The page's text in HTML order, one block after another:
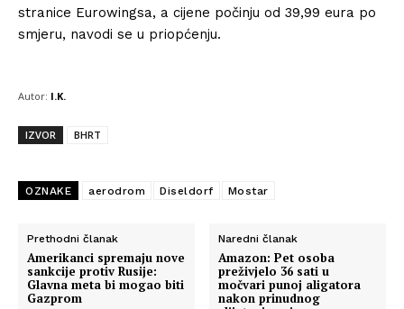
stranice Eurowingsa, a cijene počinju od 39,99 eura po
smjeru, navodi se u priopćenju.
Autor: I.K.
IZVOR BHRT
OZNAKE aerodrom Diseldorf Mostar
Prethodni članak
Amerikanci spremaju nove
sankcije protiv Rusije:
Glavna meta bi mogao biti
Gazprom
Naredni članak
Amazon: Pet osoba
preživjelo 36 sati u
močvari punoj aligatora
nakon prinudnog